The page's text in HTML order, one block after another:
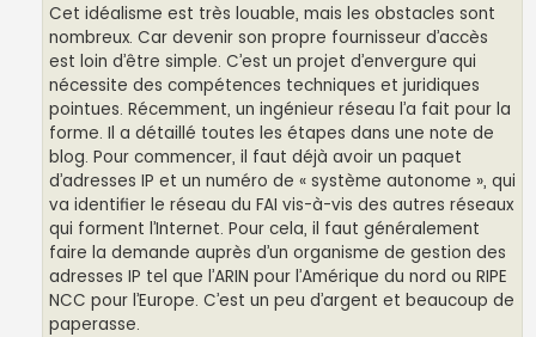
Cet idéalisme est très louable, mais les obstacles sont
nombreux. Car devenir son propre fournisseur d’accès
est loin d’être simple. C’est un projet d’envergure qui
nécessite des compétences techniques et juridiques
pointues. Récemment, un ingénieur réseau l’a fait pour la
forme. Il a détaillé toutes les étapes dans une note de
blog. Pour commencer, il faut déjà avoir un paquet
d’adresses IP et un numéro de « système autonome », qui
va identifier le réseau du FAI vis-à-vis des autres réseaux
qui forment l’Internet. Pour cela, il faut généralement
faire la demande auprès d’un organisme de gestion des
adresses IP tel que l’ARIN pour l’Amérique du nord ou RIPE
NCC pour l’Europe. C’est un peu d’argent et beaucoup de
paperasse.